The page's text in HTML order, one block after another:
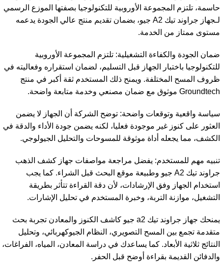
حاسمة، تلتزم المجموعة الأوروبية للتكنولوجيا بصفتها الموزع الرسمي
لـجهاز جراوند تيك A2 جيو، بضمان تقديم منتج عالي الجودة يدعمه
مستوى ممتاز من الخدمة.
ضمان الجودة والكفاءة التشغيلية: تلتزم المجموعة الأوروبية
للتكنولوجيا باختبار الجهاز قبل التسليم، لضمان استقراره وفعاليته في
ظروف المسح المختلفة. ويمنح ذلك المستخدم ثقة أكبر في منتج
Groundtech موثوق مع ضمان مصنعي وخدمة متابعة واضحة.
سياسة واقعية وتوقعات واضحة: توضح الشركة أن الجهاز لا يضمن
العثور على كنوز غير موجودة فعليا، لكنه يضمن جودة الأداء والدقة في
الكشف، مما يجعله أداة موثوقة للمسوحات والتحليل الجيولوجي.
تنبيه مهم للمستخدم: يفضل مراجعة مواصفات جهاز كشف الذهب
جراوند تيك A2 جيو وطبيعة موقع البحث قبل الشراء. كما يجب
استخدام الجهاز وفق الإرشادات، لأن دقة القراءة تتأثر بطريقة
التشغيل، موازنة التربة، وخبرة المستخدم في تحليل الإشارات.
يمنحك جهاز جراوند تيك a2 جيو كاشف الكنوز والمعادن تجربة بحث
متقدمة تجمع بين المسح التصويري، النظام الجيوكهربائي، وتحليل
النتائج ثلاثية الأبعاد. كما يساعدك في دراسة المعادن، المياه، الفراغات،
والدفائن القديمة بقراءة أوضح قبل الحفر.